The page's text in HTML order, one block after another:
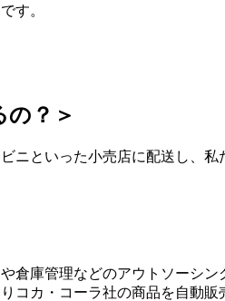
す。
の？＞
ニといった小売店に配送し、
倉庫管理などのアウトソーシン
コカ・コーラ社の商品を自動販